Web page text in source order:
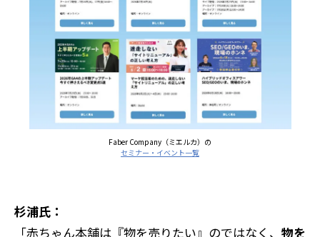
Faber Company（ミエルカ）の
セミナー・イベント一覧
杉浦氏：
「赤ちゃん本舗は『物を売りたい』のではなく、 物を